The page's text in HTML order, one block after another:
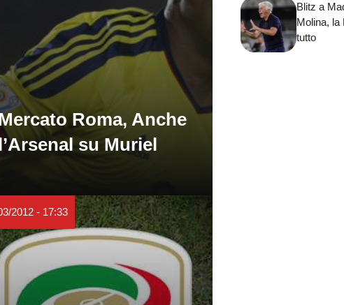
Roma, Anche
su Muriel
2012 - 17:33
Blitz a
Molina, la
tutto